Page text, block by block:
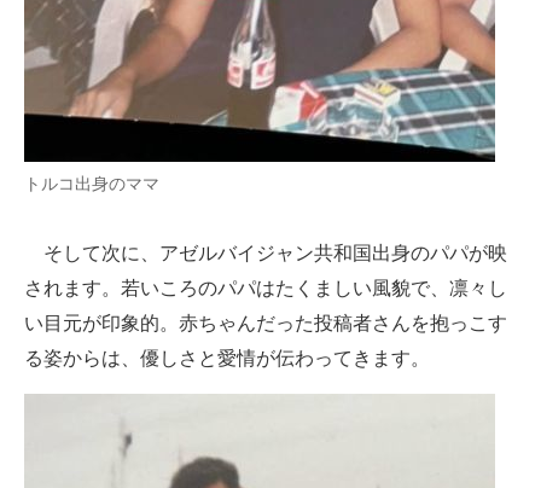
トルコ出身のママ
そして次に、アゼルバイジャン共和国出身のパパが映
されます。若いころのパパはたくましい風貌で、凛々し
い目元が印象的。赤ちゃんだった投稿者さんを抱っこす
る姿からは、優しさと愛情が伝わってきます。